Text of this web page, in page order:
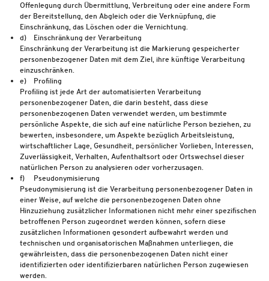
Offenlegung durch Übermittlung, Verbreitung oder eine andere Form
der Bereitstellung, den Abgleich oder die Verknüpfung, die
Einschränkung, das Löschen oder die Vernichtung.
d) Einschränkung der Verarbeitung
Einschränkung der Verarbeitung ist die Markierung gespeicherter
personenbezogener Daten mit dem Ziel, ihre künftige Verarbeitung
einzuschränken.
e) Profiling
Profiling ist jede Art der automatisierten Verarbeitung
personenbezogener Daten, die darin besteht, dass diese
personenbezogenen Daten verwendet werden, um bestimmte
persönliche Aspekte, die sich auf eine natürliche Person beziehen, zu
bewerten, insbesondere, um Aspekte bezüglich Arbeitsleistung,
wirtschaftlicher Lage, Gesundheit, persönlicher Vorlieben, Interessen,
Zuverlässigkeit, Verhalten, Aufenthaltsort oder Ortswechsel dieser
natürlichen Person zu analysieren oder vorherzusagen.
f) Pseudonymisierung
Pseudonymisierung ist die Verarbeitung personenbezogener Daten in
einer Weise, auf welche die personenbezogenen Daten ohne
Hinzuziehung zusätzlicher Informationen nicht mehr einer spezifischen
betroffenen Person zugeordnet werden können, sofern diese
zusätzlichen Informationen gesondert aufbewahrt werden und
technischen und organisatorischen Maßnahmen unterliegen, die
gewährleisten, dass die personenbezogenen Daten nicht einer
identifizierten oder identifizierbaren natürlichen Person zugewiesen
werden.